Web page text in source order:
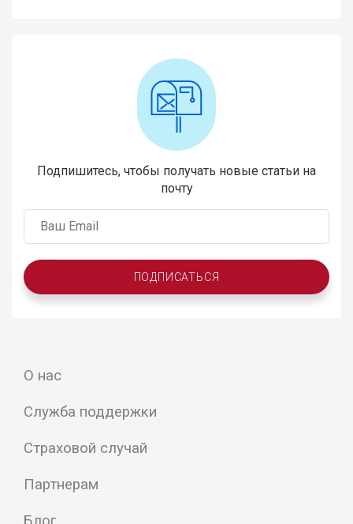
Подпишитесь, чтобы получать новые статьи на
почту
ПОДПИСАТЬСЯ
О нас
Служба поддержки
Страховой случай
Партнерам